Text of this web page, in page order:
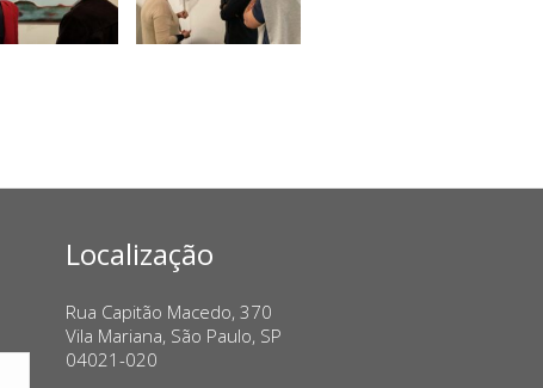
Localização
Rua Capitão Macedo, 370
Vila Mariana, São Paulo, SP
04021-020